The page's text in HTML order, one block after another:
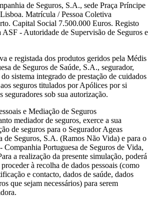
de Seguros, S.A., sede Praça Príncipe
Matrícula / Pessoa Coletiva
Capital Social 7.500.000 Euros. Registo
- Autoridade de Supervisão de Seguros e
e registada dos produtos geridos pela Médis
de Seguros de Saúde, S.A., segurador,
sistema integrado de prestação de cuidados
seguros titulados por Apólices por si
seguradores sob sua autorização.
e Mediação de Seguros
mediador de seguros, exerce a sua
de seguros para o Segurador Ageas
de Seguros, S.A. (Ramos Não Vida) e para o
Companhia Portuguesa de Seguros de Vida,
a realização da presente simulação, poderá
à recolha de dados pessoais (como
e contacto, dados de saúde, dados
que sejam necessários) para serem